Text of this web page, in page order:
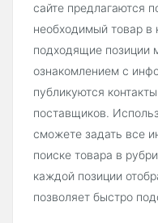
сайте предлагаются
необходимый товар в
подходящие позиции
ознакомлением с
публикуются
поставщиков.
сможете задать все
поиске товара в
каждой позиции
позволяет быстро